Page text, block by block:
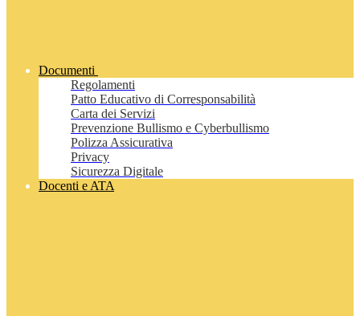
Documenti
Regolamenti
Patto Educativo di Corresponsabilità
Carta dei Servizi
Prevenzione Bullismo e Cyberbullismo
Polizza Assicurativa
Privacy
Sicurezza Digitale
Docenti e ATA